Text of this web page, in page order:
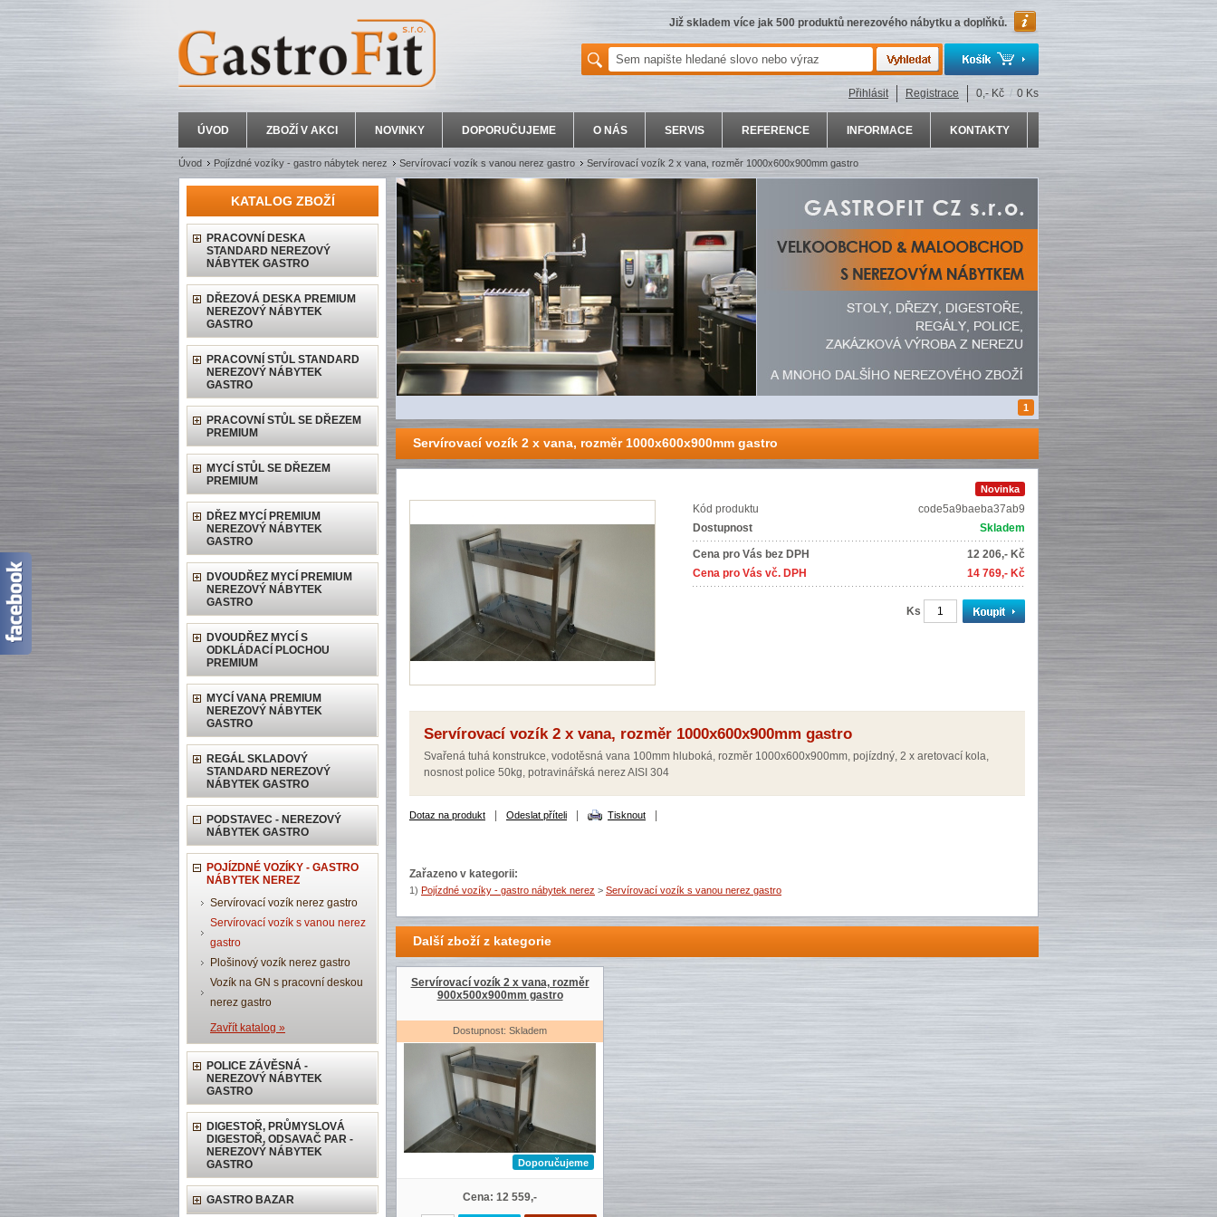
Již skladem více jak 500 produktů nerezového nábytku a doplňků.
Přihlásit Registrace 0,- Kč / 0 Ks
ÚVOD ZBOŽÍ V AKCI NOVINKY DOPORUČUJEME O NÁS SERVIS REFERENCE INFORMACE KONTAKTY
Úvod Pojízdné vozíky - gastro nábytek nerez Servírovací vozík s vanou nerez gastro Servírovací vozík 2 x vana, rozměr 1000x600x900mm gastro
KATALOG ZBOŽÍ
PRACOVNÍ DESKA
STANDARD NEREZOVÝ
NÁBYTEK GASTRO
DŘEZOVÁ DESKA PREMIUM
NEREZOVÝ NÁBYTEK
GASTRO
PRACOVNÍ STŮL STANDARD
NEREZOVÝ NÁBYTEK
GASTRO
PRACOVNÍ STŮL SE DŘEZEM
PREMIUM
MYCÍ STŮL SE DŘEZEM
PREMIUM
DŘEZ MYCÍ PREMIUM
NEREZOVÝ NÁBYTEK
GASTRO
DVOUDŘEZ MYCÍ PREMIUM
NEREZOVÝ NÁBYTEK
GASTRO
DVOUDŘEZ MYCÍ S
ODKLÁDACÍ PLOCHOU
PREMIUM
MYCÍ VANA PREMIUM
NEREZOVÝ NÁBYTEK
GASTRO
REGÁL SKLADOVÝ
STANDARD NEREZOVÝ
NÁBYTEK GASTRO
PODSTAVEC - NEREZOVÝ
NÁBYTEK GASTRO
POJÍZDNÉ VOZÍKY - GASTRO
NÁBYTEK NEREZ
Servírovací vozík nerez gastro
Servírovací vozík s vanou nerez
gastro
Plošinový vozík nerez gastro
Vozík na GN s pracovní deskou
nerez gastro
Zavřít katalog »
POLICE ZÁVĚSNÁ -
NEREZOVÝ NÁBYTEK
GASTRO
DIGESTOŘ, PRŮMYSLOVÁ
DIGESTOŘ, ODSAVAČ PAR -
NEREZOVÝ NÁBYTEK
GASTRO
GASTRO BAZAR
1
Servírovací vozík 2 x vana, rozměr 1000x600x900mm gastro
Novinka
Kód produktu
code5a9baeba37ab9
Dostupnost
Skladem
Cena pro Vás bez DPH
12 206,- Kč
Cena pro Vás vč. DPH
14 769,- Kč
Ks
Servírovací vozík 2 x vana, rozměr 1000x600x900mm gastro
Svařená tuhá konstrukce, vodotěsná vana 100mm hluboká, rozměr 1000x600x900mm, pojízdný, 2 x aretovací kola,
nosnost police 50kg, potravinářská nerez AISI 304
Dotaz na produkt Odeslat příteli Tisknout
Zařazeno v kategorii:
1) Pojízdné vozíky - gastro nábytek nerez > Servírovací vozík s vanou nerez gastro
Další zboží z kategorie
Servírovací vozík 2 x vana, rozměr
900x500x900mm gastro
Dostupnost: Skladem
Doporučujeme
Cena: 12 559,-